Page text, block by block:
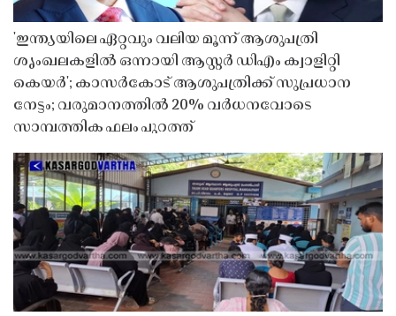
'ഇന്ത്യയിലെ ഏറ്റവും വലിയ മൂന്ന് ആശുപത്രി
ശൃംഖലകളിൽ ഒന്നായി ആസ്റ്റർ ഡിഎം ക്വാളിറ്റി
കെയർ'; കാസർകോട് ആശുപത്രിക്ക് സുപ്രധാന
നേട്ടം; വരുമാനത്തിൽ 20% വർധനവോടെ
സാമ്പത്തിക ഫലം പുറത്ത്